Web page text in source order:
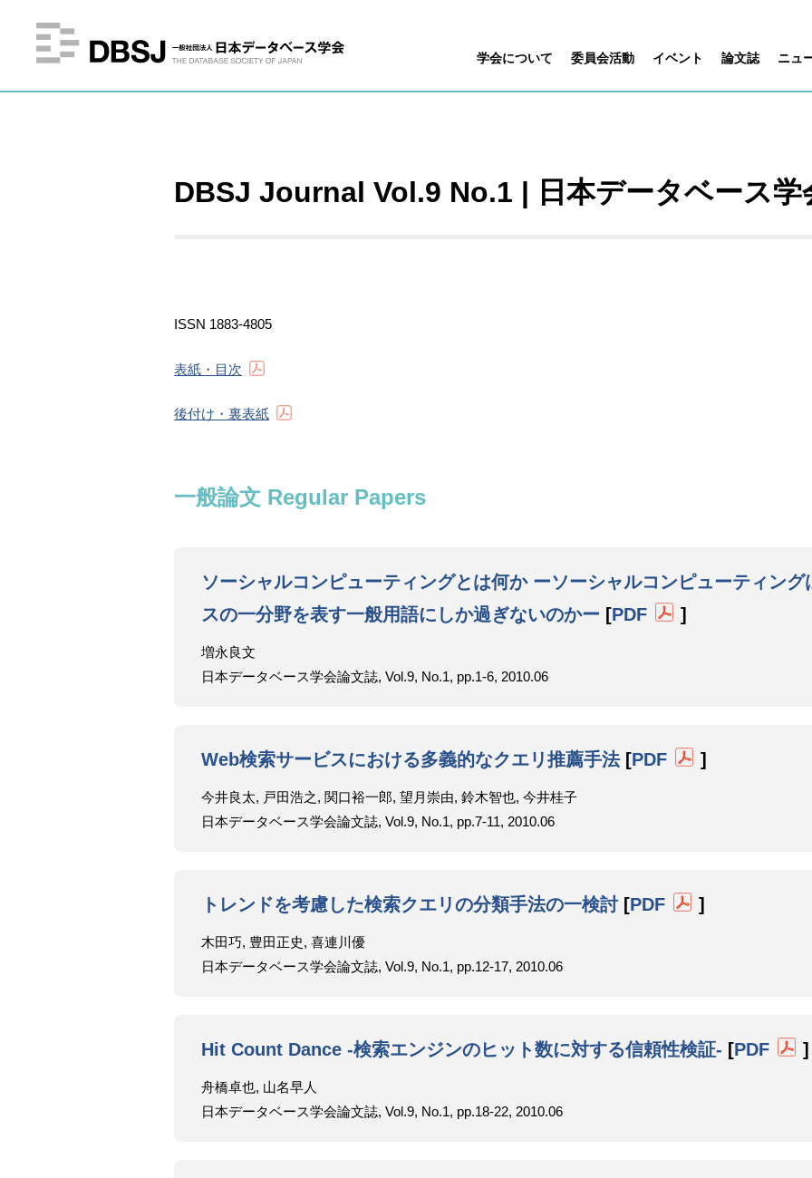
学会について 委員会活動 イベント 論文誌 ニュ
DBSJ Journal Vol.9 No.1 | 日本データベース学
ISSN 1883-4805
表紙・目次
後付け・裏表紙
一般論文 Regular Papers
ソーシャルコンピューティングとは何か ーソーシャルコンピューティン
スの一分野を表す一般用語にしか過ぎないのかー [PDF ]
増永良文
日本データベース学会論文誌, Vol.9, No.1, pp.1-6, 2010.06
Web検索サービスにおける多義的なクエリ推薦手法[PDF ]
今井良太, 戸田浩之, 関口裕一郎, 望月崇由, 鈴木智也, 今井桂子
日本データベース学会論文誌, Vol.9, No.1, pp.7-11, 2010.06
トレンドを考慮した検索クエリの分類手法の一検討[PDF ]
木田巧, 豊田正史, 喜連川優
日本データベース学会論文誌, Vol.9, No.1, pp.12-17, 2010.06
Hit Count Dance -検索エンジンのヒット数に対する信頼性検証- [PDF ]
舟橋卓也, 山名早人
日本データベース学会論文誌, Vol.9, No.1, pp.18-22, 2010.06